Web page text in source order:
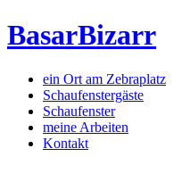
BasarBizarr
ein Ort am Zebraplatz
Schaufenster­gäste
Schaufenster
meine Arbeiten
Kontakt